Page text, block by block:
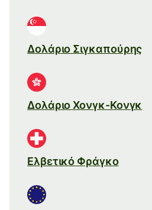
Δολάριο Σιγκαπούρης
Δολάριο Χονγκ-Κονγκ
Ελβετικό Φράγκο